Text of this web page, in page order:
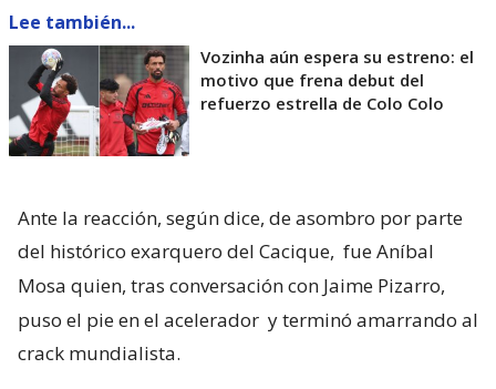
Lee también...
Vozinha aún espera su estreno: el
motivo que frena debut del
refuerzo estrella de Colo Colo
Ante la reacción, según dice, de asombro por parte
del histórico exarquero del Cacique, fue Aníbal
Mosa quien, tras conversación con Jaime Pizarro,
puso el pie en el acelerador y terminó amarrando al
crack mundialista.